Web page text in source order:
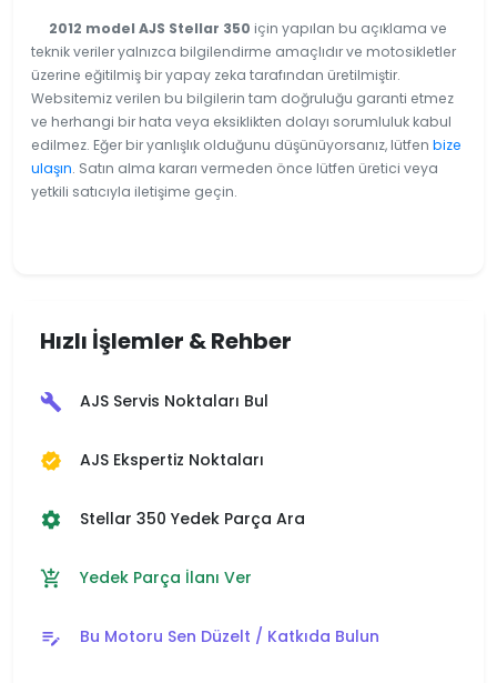
2012 model AJS Stellar 350 için yapılan bu açıklama ve
teknik veriler yalnızca bilgilendirme amaçlıdır ve motosikletler
üzerine eğitilmiş bir yapay zeka tarafından üretilmiştir.
Websitemiz verilen bu bilgilerin tam doğruluğu garanti etmez
ve herhangi bir hata veya eksiklikten dolayı sorumluluk kabul
edilmez. Eğer bir yanlışlık olduğunu düşünüyorsanız, lütfen bize
ulaşın. Satın alma kararı vermeden önce lütfen üretici veya
yetkili satıcıyla iletişime geçin.
Hızlı İşlemler & Rehber
build AJS Servis Noktaları Bul
verified AJS Ekspertiz Noktaları
settings Stellar 350 Yedek Parça Ara
add_shopping_cart Yedek Parça İlanı Ver
edit_note Bu Motoru Sen Düzelt / Katkıda Bulun